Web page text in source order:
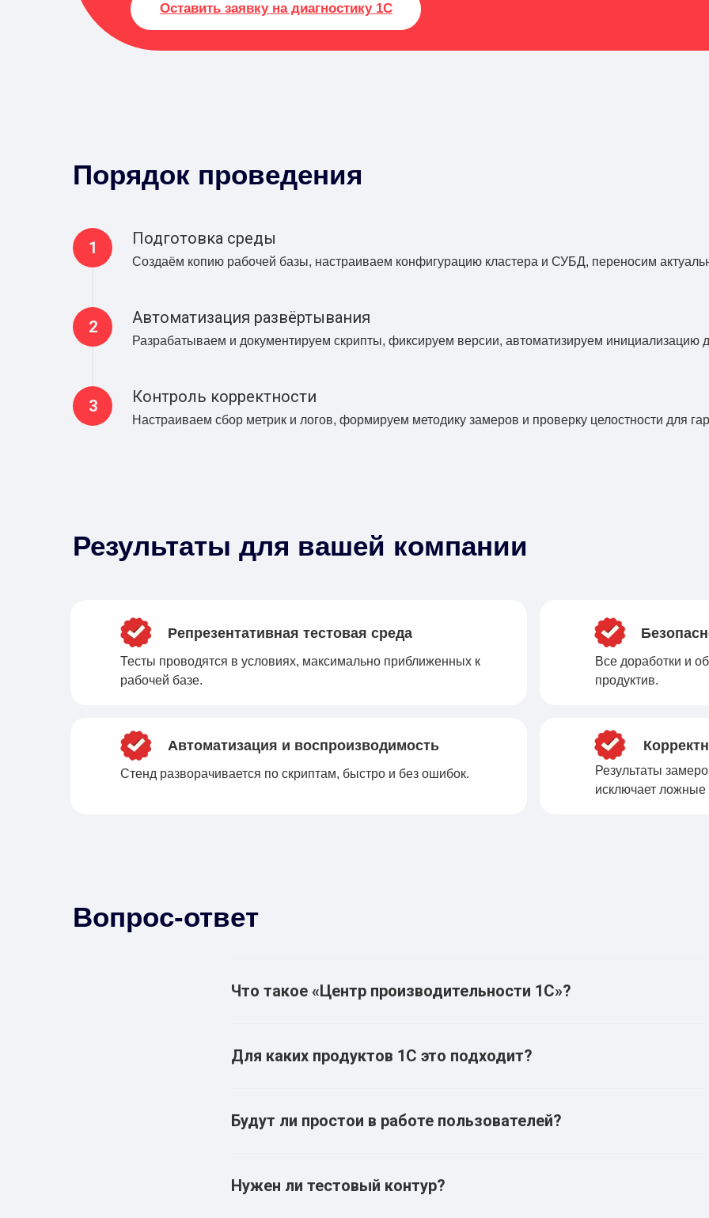
Оставить заявку на диагностику 1С
Порядок проведения
Подготовка среды
Создаём копию рабочей базы, настраиваем конфигурацию кластера и СУБД, переносим
Автоматизация развёртывания
Разрабатываем и документируем скрипты, фиксируем версии, автоматизируем инициализацию
Контроль корректности
Настраиваем сбор метрик и логов, формируем методику замеров и проверку целостности для
Результаты для вашей компании
Репрезентативная тестовая среда
Тесты проводятся в условиях, максимально приближенных к
рабочей базе.
Все доработки и
продуктив.
Автоматизация и воспроизводимость
Стенд разворачивается по скриптам, быстро и без ошибок.
Результаты
исключает
Вопрос-ответ
Что такое «Центр производительности 1С»?
Для каких продуктов 1С это подходит?
Будут ли простои в работе пользователей?
Нужен ли тестовый контур?